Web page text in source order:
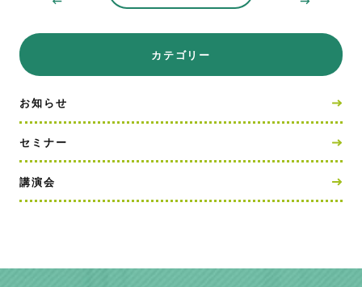
カテゴリー
お知らせ
セミナー
講演会